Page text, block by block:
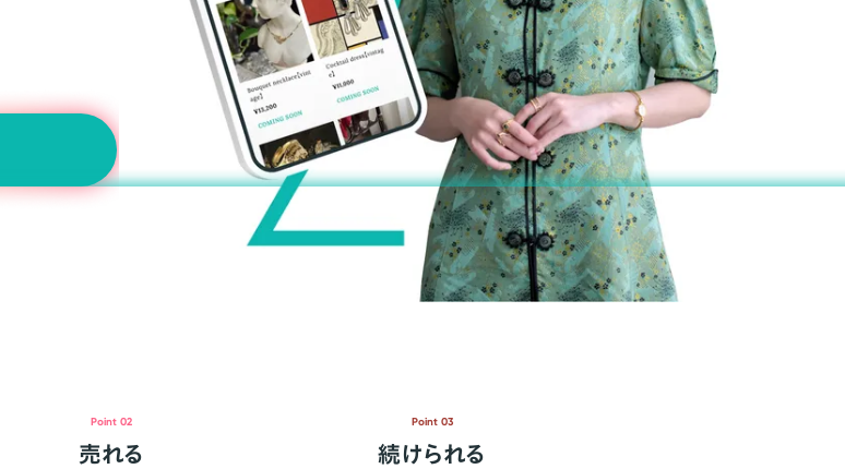
Point 02
売れる
Point 03
続けられる